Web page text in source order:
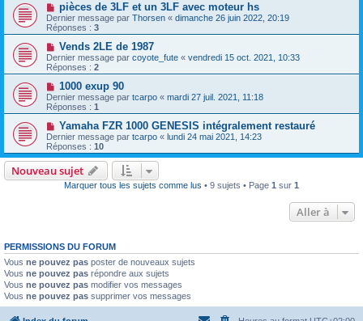
pièces de 3LF et un 3LF avec moteur hs
Dernier message par Thorsen « dimanche 26 juin 2022, 20:19
Réponses : 3
Vends 2LE de 1987
Dernier message par coyote_fute « vendredi 15 oct. 2021, 10:33
Réponses : 2
1000 exup 90
Dernier message par tcarpo « mardi 27 juil. 2021, 11:18
Réponses : 1
Yamaha FZR 1000 GENESIS intégralement restauré
Dernier message par tcarpo « lundi 24 mai 2021, 14:23
Réponses : 10
Nouveau sujet
Marquer tous les sujets comme lus • 9 sujets • Page 1 sur 1
Aller à
PERMISSIONS DU FORUM
Vous ne pouvez pas poster de nouveaux sujets
Vous ne pouvez pas répondre aux sujets
Vous ne pouvez pas modifier vos messages
Vous ne pouvez pas supprimer vos messages